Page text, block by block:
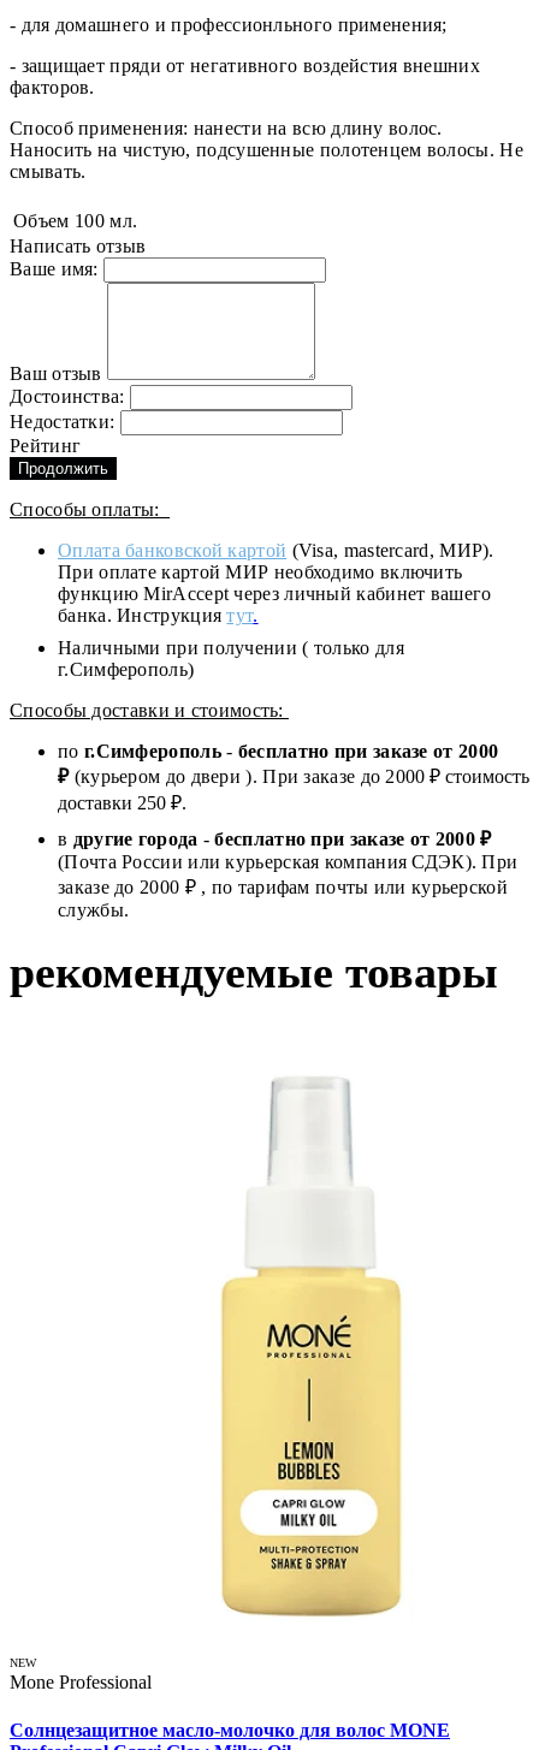
- для домашнего и профессионльного применения;
- защищает пряди от негативного воздейстия внешних
факторов.
Способ применения: нанести на всю длину волос.
Наносить на чистую, подсушенные полотенцем волосы. Не
смывать.
Объем 100 мл.
Написать отзыв
Ваше имя:
Ваш отзыв
Достоинства:
Недостатки:
Рейтинг
Продолжить
Способы оплаты:
Оплата банковской картой (Visa, mastercard, МИР).
При оплате картой МИР необходимо включить
функцию MirAccept через личный кабинет вашего
банка. Инструкциятут.
Наличными при получении ( только для
г.Симферополь)
Способы доставки и стоимость:
по г.Симферополь- бесплатно при заказе от 2000
₽(курьером до двери ). При заказе до 2000 ₽ стоимость
доставки 250 ₽.
в другие города -бесплатно при заказе от 2000 ₽
(Почта России или курьерская компания СДЭК). При
заказе до 2000 ₽ , по тарифам почты или курьерской
службы.
рекомендуемые товары
NEW
Mone Professional
Солнцезащитное масло-молочко для волос MONE